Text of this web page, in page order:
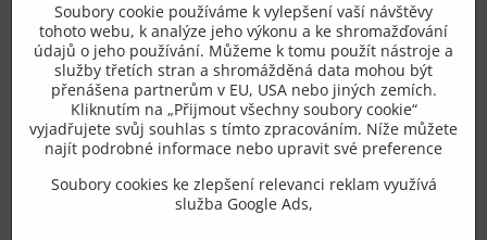
+420 775 973 319
info​@zipzop​.cz
Objednávky
Vše k nákupu
Soubory cookie používáme k vylepšení vaší návštěvy
tohoto webu, k analýze jeho výkonu a ke shromažďování
údajů o jeho používání. Můžeme k tomu použít nástroje a
služby třetích stran a shromážděná data mohou být
přenášena partnerům v EU, USA nebo jiných zemích.
Kliknutím na „Přijmout všechny soubory cookie“
vyjadřujete svůj souhlas s tímto zpracováním. Níže můžete
najít podrobné informace nebo upravit své preference
Soubory cookies ke zlepšení relevanci reklam využívá
služba Google Ads,